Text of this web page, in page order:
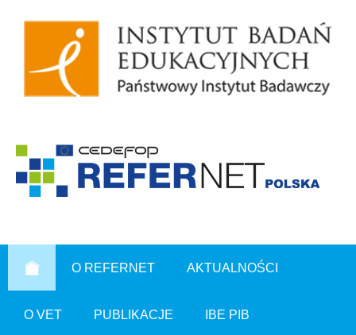
O REFERNET AKTUALNOŚCI
O VET PUBLIKACJE IBE PIB